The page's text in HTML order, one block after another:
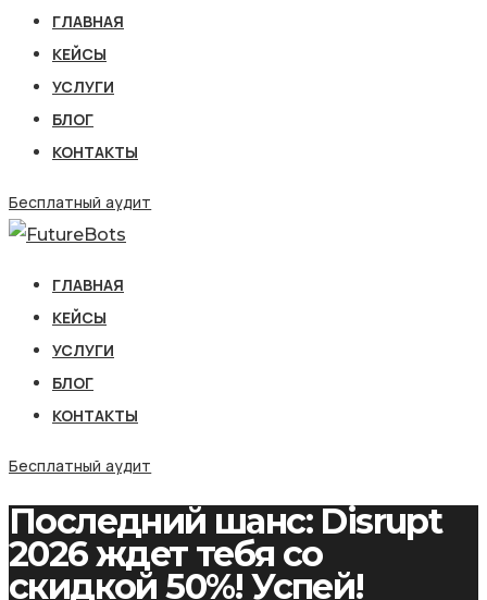
ГЛАВНАЯ
КЕЙСЫ
УСЛУГИ
БЛОГ
КОНТАКТЫ
Бесплатный аудит
ГЛАВНАЯ
КЕЙСЫ
УСЛУГИ
БЛОГ
КОНТАКТЫ
Бесплатный аудит
Последний шанс: Disrupt
2026 ждет тебя со
скидкой 50%! Успей!